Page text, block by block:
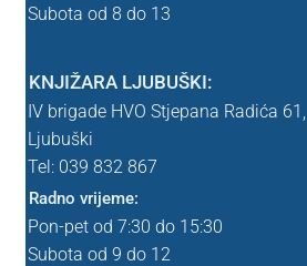
Zahvala
Zahvala probna
Subota od 8 do 13
KNJIŽARA LJUBUŠKI:
IV brigade HVO Stjepana Radića 61,
Ljubuški
Tel: 039 832 867
Radno vrijeme:
Pon-pet od 7:30 do 15:30
Subota od 9 do 12